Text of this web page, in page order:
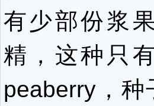
有少部份浆
精，这种只
peaberry，